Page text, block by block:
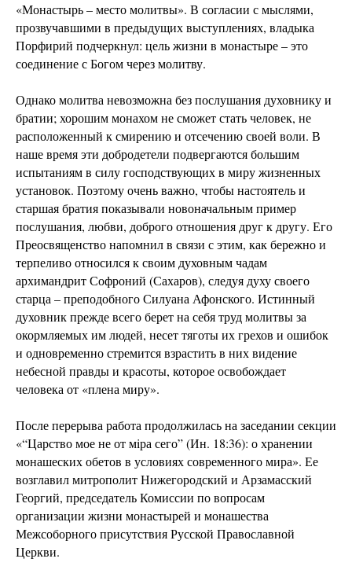
«Монастырь – место молитвы». В согласии с мыслями,
прозвучавшими в предыдущих выступлениях, владыка
Порфирий подчеркнул: цель жизни в монастыре – это
соединение с Богом через молитву.
Однако молитва невозможна без послушания духовнику и
братии; хорошим монахом не сможет стать человек, не
расположенный к смирению и отсечению своей воли. В
наше время эти добродетели подвергаются большим
испытаниям в силу господствующих в миру жизненных
установок. Поэтому очень важно, чтобы настоятель и
старшая братия показывали новоначальным пример
послушания, любви, доброго отношения друг к другу. Его
Преосвященство напомнил в связи с этим, как бережно и
терпеливо относился к своим духовным чадам
архимандрит Софроний (Сахаров), следуя духу своего
старца – преподобного Силуана Афонского. Истинный
духовник прежде всего берет на себя труд молитвы за
окормляемых им людей, несет тяготы их грехов и ошибок
и одновременно стремится взрастить в них видение
небесной правды и красоты, которое освобождает
человека от «плена миру».
После перерыва работа продолжилась на заседании секции
«“Царство мое не от мiра сего” (Ин. 18:36): о хранении
монашеских обетов в условиях современного мира». Ее
возглавил митрополит Нижегородский и Арзамасский
Георгий, председатель Комиссии по вопросам
организации жизни монастырей и монашества
Межсоборного присутствия Русской Православной
Церкви.